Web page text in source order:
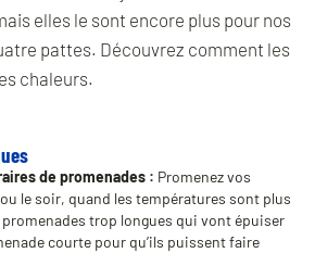
elles le sont encore plus pour nos
pattes. Découvrez comment les
chaleurs.
de promenades : Promenez vos
le soir, quand les températures sont plus
promenades trop longues qui vont épuiser
courte pour qu’ils puissent faire